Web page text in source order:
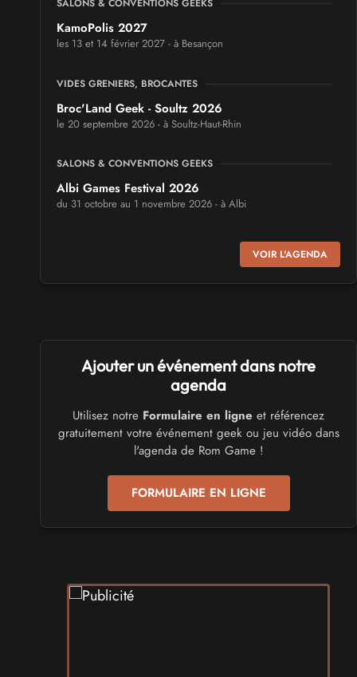
SALONS & CONVENTIONS GEEKS
KamoPolis 2027
les 13 et 14 février 2027 - à Besançon
VIDES GRENIERS, BROCANTES
Broc'Land Geek - Soultz 2026
le 20 septembre 2026 - à Soultz-Haut-Rhin
SALONS & CONVENTIONS GEEKS
Albi Games Festival 2026
du 31 octobre au 1 novembre 2026 - à Albi
Virtual Calais - salon du jeu vidéo et des loisirs
numériques 2026
SALONS & CONVENTIONS GEEKS
Trolls et Légendes 2027
du 26 au 28 mars 2027 - à Mons
CULTURE JAPONAISE ET OTAKU
Mang'Azur 2027
les 24 et 25 avril 2027 - à Toulon
SALONS & CONVENTIONS GEEKS
Play Azur Festival 2027
SALONS & CONVENTIONS GEEKS
Art To Play 2026
VOIR L'AGENDA
Ajouter un événement dans notre
agenda
Utilisez notre Formulaire en ligne et référencez
gratuitement votre événement geek ou jeu vidéo dans
l'agenda de Rom Game !
FORMULAIRE EN LIGNE